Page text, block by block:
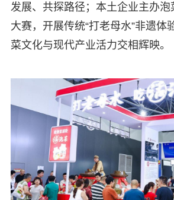
发展、共探路径；本土企业主办
大赛，开展传统“打老母水”非遗体
菜文化与现代产业活力交相辉映。